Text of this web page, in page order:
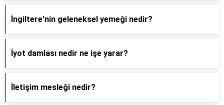
İngiltere'nin geleneksel yemeği nedir?
İyot damlası nedir ne işe yarar?
İletişim mesleği nedir?